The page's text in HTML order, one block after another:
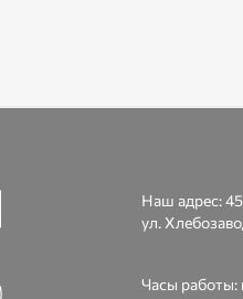
Наш адрес:
ул.
Часы работы: